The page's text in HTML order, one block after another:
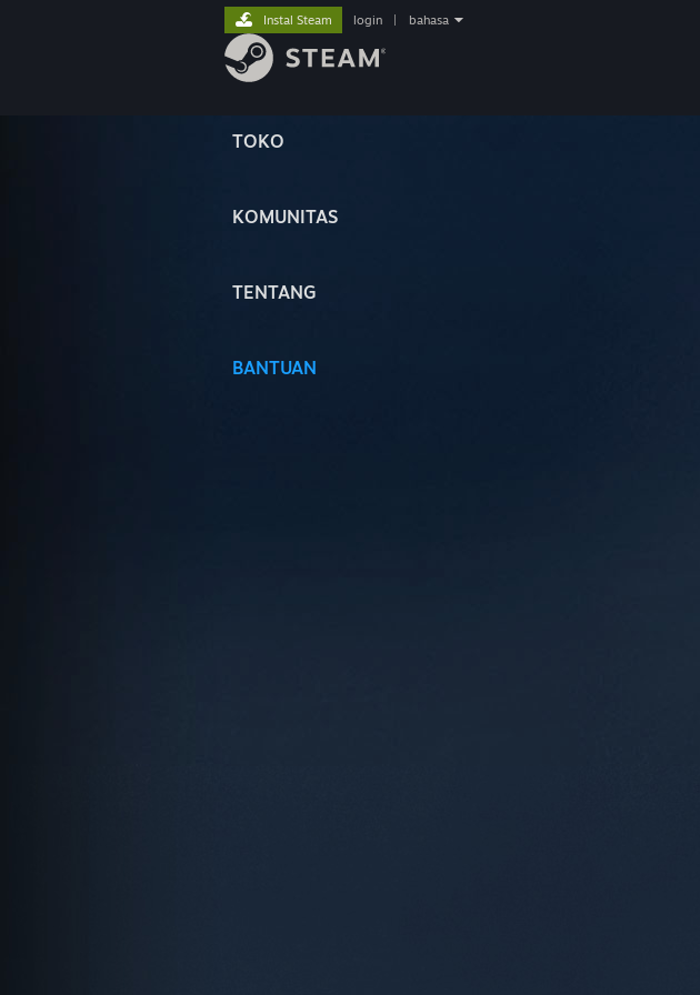
TOKO
KOMUNITAS
TENTANG
BANTUAN
Instal Steam login bahasa